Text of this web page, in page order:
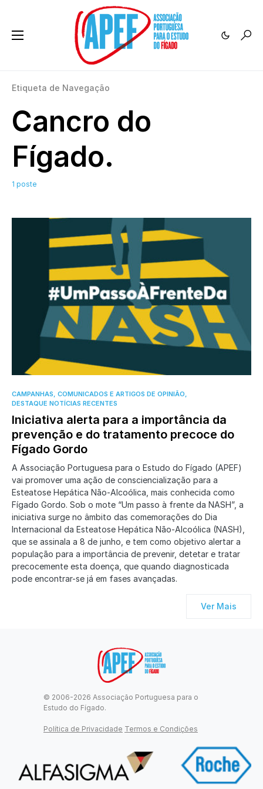
Etiqueta de Navegação
Cancro do
Fígado.
1 poste
0
CAMPANHAS, COMUNICADOS E ARTIGOS DE OPINIÃO
DESTAQUE NOTÍCIAS RECENTES
Iniciativa alerta para a importância da
prevenção e do tratamento precoce do
Fígado Gordo
A Associação Portuguesa para o Estudo do Fígado (APEF)
vai promover uma ação de consciencialização para a
Esteatose Hepática Não-Alcoólica, mais conhecida como
Fígado Gordo. Sob o mote “Um passo à frente da NASH”, a
iniciativa surge no âmbito das comemorações do Dia
Internacional da Esteatose Hepática Não-Alcoólica (NASH),
que se assinala a 8 de junho, e tem como objetivo alertar a
população para a importância de prevenir, detetar e tratar
precocemente esta doença, que quando diagnosticada
pode encontrar-se já em fases avançadas.
Ver Mais
© 2006-2026 Associação Portuguesa para o
Estudo do Fígado.
Política de Privacidade Termos e Condições